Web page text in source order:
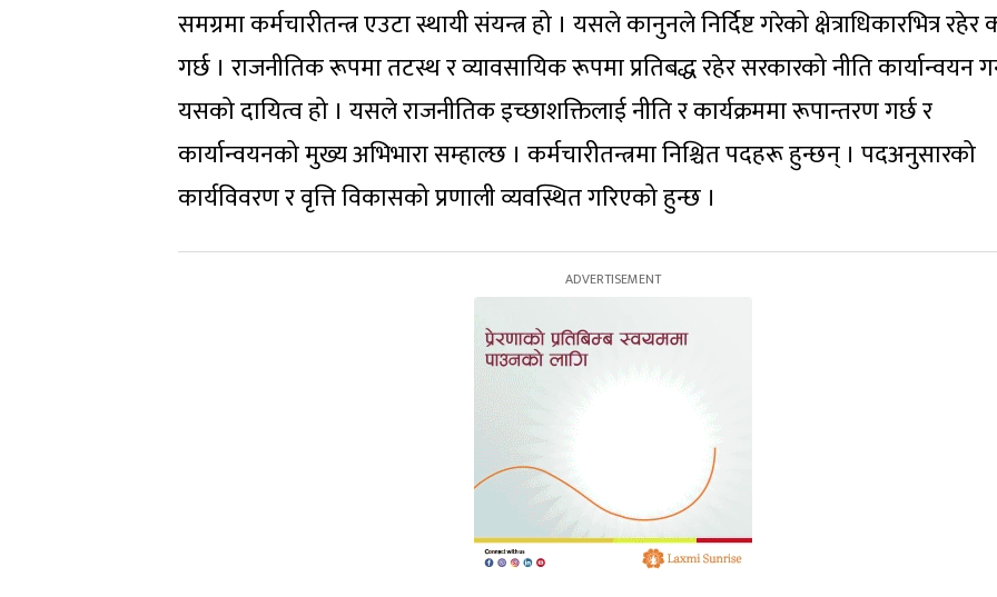
समग्रमा कर्मचारीतन्त्र एउटा स्थायी संयन्त्र हो । यसले कानुनले निर्दिष्ट गरेको क्षेत्राधिकारभित्र रहेर
गर्छ । राजनीतिक रूपमा तटस्थ र व्यावसायिक रूपमा प्रतिबद्ध रहेर सरकारको नीति कार्यान्वयन
यसको दायित्व हो । यसले राजनीतिक इच्छाशक्तिलाई नीति र कार्यक्रममा रूपान्तरण गर्छ र
कार्यान्वयनको मुख्य अभिभारा सम्हाल्छ । कर्मचारीतन्त्रमा निश्चित पदहरू हुन्छन् । पदअनुसारको
कार्यविवरण र वृत्ति विकासको प्रणाली व्यवस्थित गरिएको हुन्छ ।